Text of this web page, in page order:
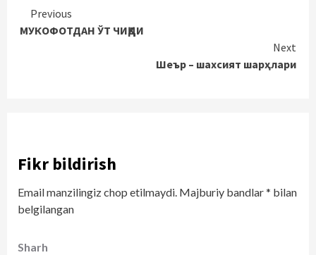
Continue
Reading
Previous
МУКОФОТДАН ЎТ ЧИҚДИ
Next
Шеър – шахсият шарҳлари
Fikr bildirish
Email manzilingiz chop etilmaydi. Majburiy bandlar* bilan
belgilangan
Sharh